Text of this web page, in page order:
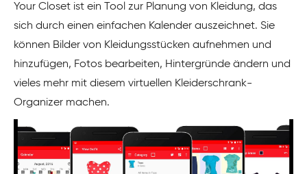
Your Closet ist ein Tool zur Planung von Kleidung, das
sich durch einen einfachen Kalender auszeichnet. Sie
können Bilder von Kleidungsstücken aufnehmen und
hinzufügen, Fotos bearbeiten, Hintergründe ändern und
vieles mehr mit diesem virtuellen Kleiderschrank-
Organizer machen.